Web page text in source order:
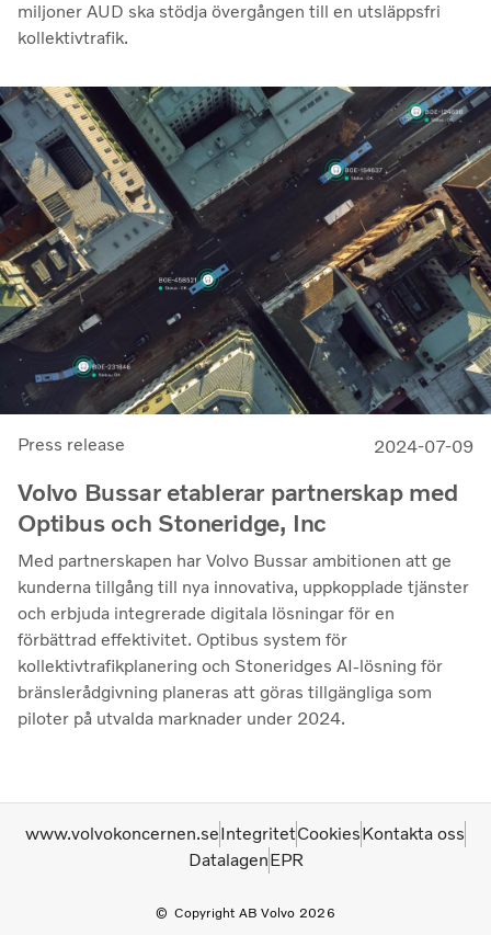
miljoner AUD ska stödja övergången till en utsläppsfri
kollektivtrafik.
Press release 2024-07-09
Volvo Bussar etablerar partnerskap med
Optibus och Stoneridge, Inc
Med partnerskapen har Volvo Bussar ambitionen att ge
kunderna tillgång till nya innovativa, uppkopplade tjänster
och erbjuda integrerade digitala lösningar för en
förbättrad effektivitet. Optibus system för
kollektivtrafikplanering och Stoneridges AI-lösning för
bränslerådgivning planeras att göras tillgängliga som
piloter på utvalda marknader under 2024.
Copyright AB Volvo 2026
www.volvokoncernen.seIntegritetCookiesKontakta oss
DatalagenEPR